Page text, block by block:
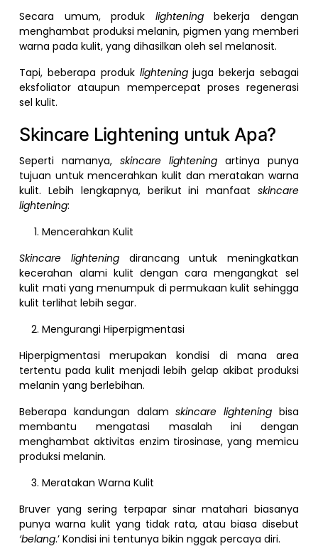
Secara umum, produk lighteningbekerja dengan
menghambat produksi melanin, pigmen yang memberi
warna pada kulit, yang dihasilkan oleh sel melanosit.
Tapi, beberapa produk lighteningjuga bekerja sebagai
eksfoliator ataupun mempercepat proses regenerasi
sel kulit.
Skincare Lightening untuk Apa?
Seperti namanya,skincare lighteningartinya punya
tujuan untuk mencerahkan kulit dan meratakan warna
kulit. Lebih lengkapnya, berikut ini manfaat skincare
lightening:
Mencerahkan Kulit
Skincare lighteningdirancang untuk meningkatkan
kecerahan alami kulit dengan cara mengangkat sel
kulit mati yang menumpuk di permukaan kulit sehingga
kulit terlihat lebih segar.
Mengurangi Hiperpigmentasi
Hiperpigmentasi merupakan kondisi di mana area
tertentu pada kulit menjadi lebih gelap akibat produksi
melanin yang berlebihan.
Beberapa kandungan dalamskincare lighteningbisa
membantu mengatasi masalah ini dengan
menghambat aktivitas enzim tirosinase, yang memicu
produksi melanin.
Meratakan Warna Kulit
Bruver yang sering terpapar sinar matahari biasanya
punya warna kulit yang tidak rata, atau biasa disebut
‘belang.’ Kondisi ini tentunya bikin nggak percaya diri.